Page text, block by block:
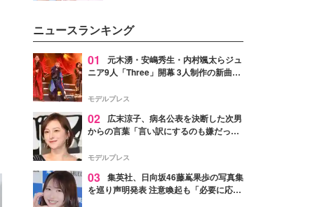
好さんを迎えて本音で女子会トー
ク。猛暑のお出かけを快適に過ご
すヒントや、2人が感動した夏の
生理の新常識にも迫りました。
ニュースランキング
01
元木湧・安嶋秀生・内村颯太らジュ
ニア9人「Three」開幕 3人制作の新曲＆
進んで夢を掴みたい」【ゲネプロレポ】
モデルプレス
02
広末涼子、病名公表を決断した次男
からの言葉「言い訳にするのも嫌だっ
モデルプレス
03 集英社、日向坂46藤嶌果歩の写真集
を巡り声明発表 注意喚起も「必要に応じ